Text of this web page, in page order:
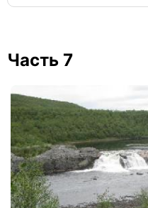
Часть 7